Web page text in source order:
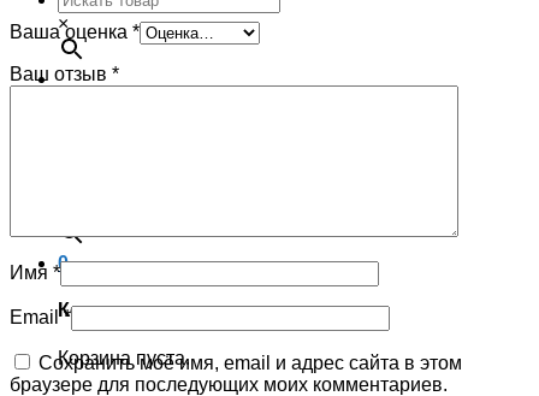
×
0
Корзина
Корзина пуста.
Ваша оценка *
Ваш отзыв *
Имя *
Email*
Сохранить моё имя, email и адрес сайта в этом
браузере для последующих моих комментариев.